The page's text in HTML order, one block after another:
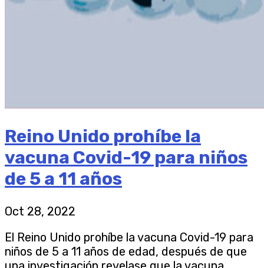
Reino Unido prohíbe la
vacuna Covid-19 para niños
de 5 a 11 años
Oct 28, 2022
El Reino Unido prohíbe la vacuna Covid-19 para
niños de 5 a 11 años de edad, después de que